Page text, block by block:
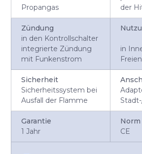
Propangas
der
Zündung
in den Kontrollschalter
integrierte Zündung
mit Funkenstrom
in
Freien
Sicherheit
Sicherheitssystem bei
Ausfall der Flamme
Garantie
1 Jahr
Norm
CE